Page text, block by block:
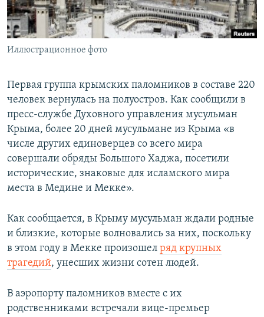
ПОБЕДИТЕЛЕЙ НЕ СУДЯТ?
КРЫМ.НЕПОКОРЕННЫЙ
ELIFBE
ПРИСОЕДИНЯЙТЕСЬ!
Все сайты RFE/RL
Иллюстрационное фото
Первая группа крымских паломников в составе 220
человек вернулась на полуостров. Как сообщили в
пресс-службе Духовного управления мусульман
Крыма, более 20 дней мусульмане из Крыма «в
числе других единоверцев со всего мира
совершали обряды Большого Хаджа, посетили
исторические, знаковые для исламского мира
места в Медине и Мекке».
Как сообщается, в Крыму мусульман ждали родные
и близкие, которые волновались за них, поскольку
в этом году в Мекке произошел ряд крупных
трагедий, унесших жизни сотен людей.
В аэропорту паломников вместе с их
родственниками встречали вице-премьер